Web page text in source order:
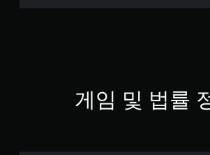
게임 및 법률